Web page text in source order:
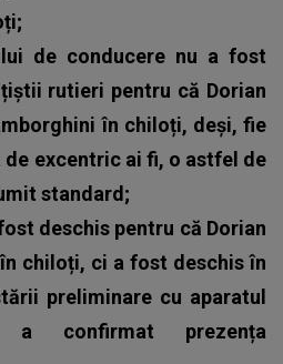
de conducere nu a fost
rutieri pentru că Dorian
în chiloți, deși, fie
excentric ai fi, o astfel de
standard;
deschis pentru că Dorian
chiloți, ci a fost deschis în
preliminare cu aparatul
confirmat prezența